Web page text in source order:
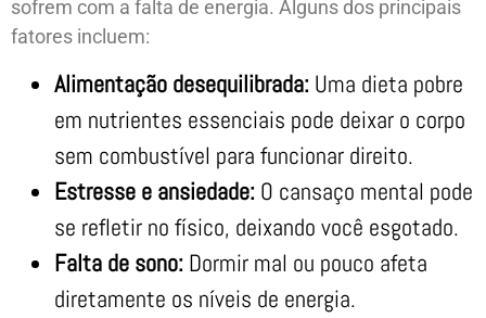
sofrem com a falta de energia. Alguns dos principais
fatores incluem:
Alimentação desequilibrada: Uma dieta pobre
em nutrientes essenciais pode deixar o corpo
sem combustível para funcionar direito.
Estresse e ansiedade: O cansaço mental pode
se refletir no físico, deixando você esgotado.
Falta de sono: Dormir mal ou pouco afeta
diretamente os níveis de energia.